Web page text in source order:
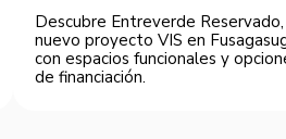
Descubre Entreverde Reservado,
nuevo proyecto VIS en
con espacios funcionales y
de financiación.